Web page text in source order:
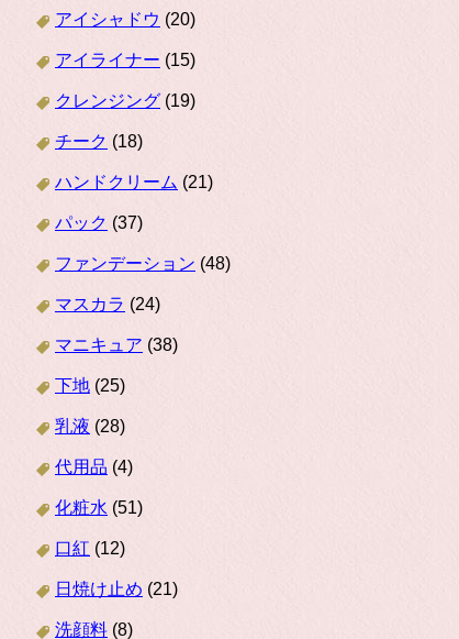
アイシャドウ (20)
アイライナー (15)
クレンジング (19)
チーク (18)
ハンドクリーム (21)
パック (37)
ファンデーション (48)
マスカラ (24)
マニキュア (38)
下地 (25)
乳液 (28)
代用品 (4)
化粧水 (51)
口紅 (12)
日焼け止め (21)
洗顔料 (8)